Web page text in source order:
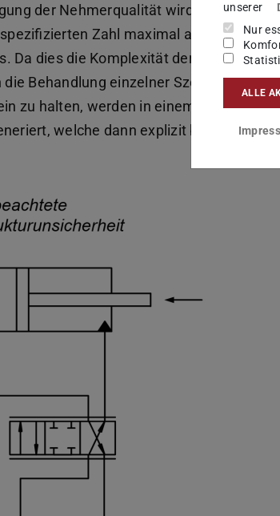
der Nehmerqualität wird das Modell
Zahl maximal ausgefallener
Da dies die Komplexität der Modelle
die Behandlung einzelner Szenarien
zu halten, werden in einem zweiten
welche dann explizit behandelt
unserer
Nur
ALLE